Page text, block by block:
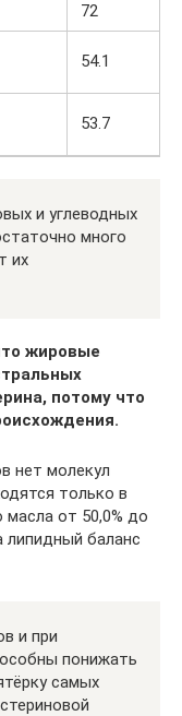
72
54.1
53.7
и углеводных
много
их
жировые
потому что
нет молекул
только в
от 50,0% до
липидный баланс
и при
понижать
самых